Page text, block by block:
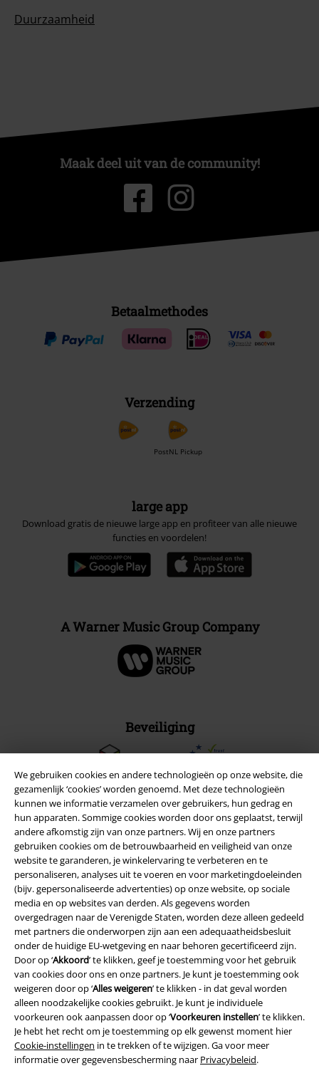
We gebruiken cookies en andere technologieën op onze website, die
gezamenlijk ‘cookies’ worden genoemd. Met deze technologieën
kunnen we informatie verzamelen over gebruikers, hun gedrag en
hun apparaten. Sommige cookies worden door ons geplaatst, terwijl
andere afkomstig zijn van onze partners. Wij en onze partners
gebruiken cookies om de betrouwbaarheid en veiligheid van onze
website te garanderen, je winkelervaring te verbeteren en te
personaliseren, analyses uit te voeren en voor marketingdoeleinden
(bijv. gepersonaliseerde advertenties) op onze website, op sociale
media en op websites van derden. Als gegevens worden
overgedragen naar de Verenigde Staten, worden deze alleen gedeeld
met partners die onderworpen zijn aan een adequaatheidsbesluit
onder de huidige EU-wetgeving en naar behoren gecertificeerd zijn.
Door op ‘Akkoord’ te klikken, geef je toestemming voor het gebruik
van cookies door ons en onze partners. Je kunt je toestemming ook
weigeren door op ‘Alles weigeren’ te klikken - in dat geval worden
alleen noodzakelijke cookies gebruikt. Je kunt je individuele
voorkeuren ook aanpassen door op ‘Voorkeuren instellen’ te klikken.
Je hebt het recht om je toestemming op elk gewenst moment hier
Cookie-instellingen in te trekken of te wijzigen. Ga voor meer
informatie over gegevensbescherming naar Privacybeleid.
Duurzaamheid
Maak deel uit van de community!
Betaalmethodes
Verzending
PostNL Pickup
large app
Download gratis de nieuwe large app en profiteer van alle nieuwe
functies en voordelen!
A Warner Music Group Company
Beveiliging
Legal
Algemene Voorwaarden
Bedrijfsgegevens
Privacyverklaring
Verklaring van conformiteit